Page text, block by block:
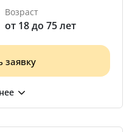
Возраст
от 18 до 75 лет
заявку